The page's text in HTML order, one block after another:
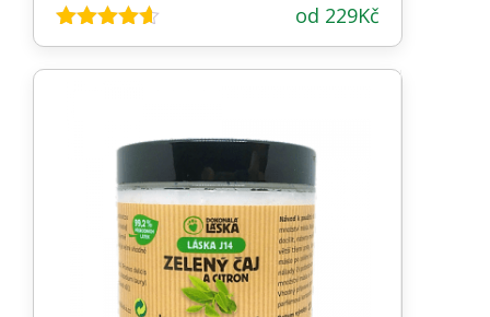
Hodnocení
od 229Kč